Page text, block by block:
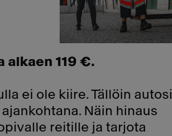
alkaen 119 €.
ei ole kiire. Tällöin autosi
Näin hinaus
reitille ja tarjota